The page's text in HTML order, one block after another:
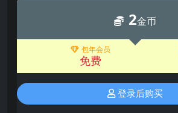
2金币
包年会员
免费
登录后购买